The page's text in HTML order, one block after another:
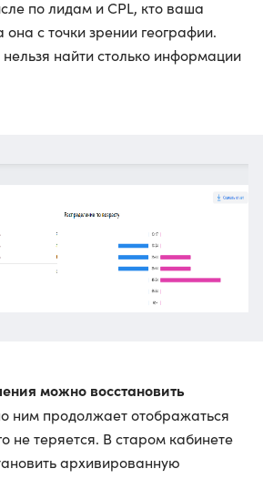
по лидам и CPL, кто ваша
она с точки зрении географии.
найти столько информации
можно восстановить
ним продолжает отображаться
не теряется. В старом кабинете
архивированную